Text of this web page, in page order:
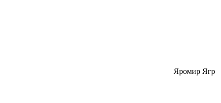
Яромир Ягр